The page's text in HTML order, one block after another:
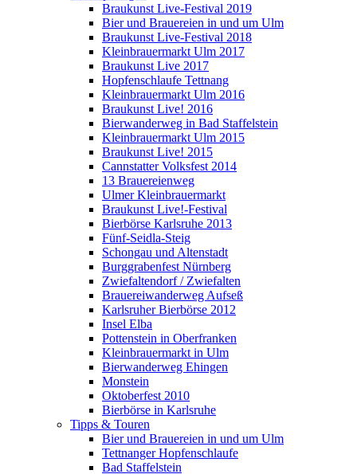
Braukunst Live-Festival 2019
Bier und Brauereien in und um Ulm
Braukunst Live-Festival 2018
Kleinbrauermarkt Ulm 2017
Braukunst Live 2017
Hopfenschlaufe Tettnang
Kleinbrauermarkt Ulm 2016
Braukunst Live! 2016
Bierwanderweg in Bad Staffelstein
Kleinbrauermarkt Ulm 2015
Braukunst Live! 2015
Cannstatter Volksfest 2014
13 Brauereienweg
Ulmer Kleinbrauermarkt
Braukunst Live!-Festival
Bierbörse Karlsruhe 2013
Fünf-Seidla-Steig
Schongau und Altenstadt
Burggrabenfest Nürnberg
Zwiefaltendorf / Zwiefalten
Brauereiwanderweg Aufseß
Karlsruher Bierbörse 2012
Insel Elba
Pottenstein in Oberfranken
Kleinbrauermarkt in Ulm
Bierwanderweg Ehingen
Monstein
Oktoberfest 2010
Bierbörse in Karlsruhe
Tipps & Touren
Bier und Brauereien in und um Ulm
Tettnanger Hopfenschlaufe
Bad Staffelstein